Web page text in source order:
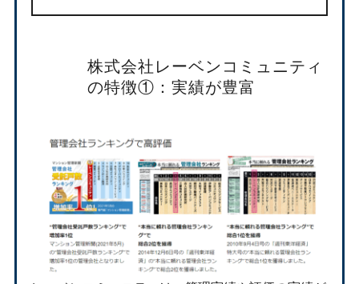
株式会社レーベンコミュニティ
の特徴①：実績が豊富